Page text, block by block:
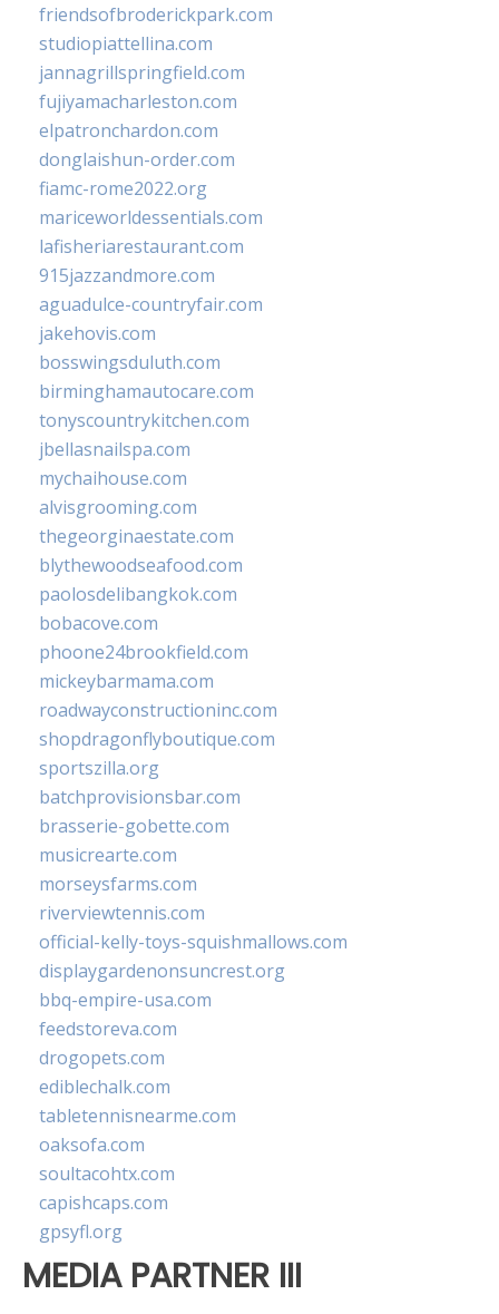
friendsofbroderickpark.com
studiopiattellina.com
jannagrillspringfield.com
fujiyamacharleston.com
elpatronchardon.com
donglaishun-order.com
fiamc-rome2022.org
mariceworldessentials.com
lafisheriarestaurant.com
915jazzandmore.com
aguadulce-countryfair.com
jakehovis.com
bosswingsduluth.com
birminghamautocare.com
tonyscountrykitchen.com
jbellasnailspa.com
mychaihouse.com
alvisgrooming.com
thegeorginaestate.com
blythewoodseafood.com
paolosdelibangkok.com
bobacove.com
phoone24brookfield.com
mickeybarmama.com
roadwayconstructioninc.com
shopdragonflyboutique.com
sportszilla.org
batchprovisionsbar.com
brasserie-gobette.com
musicrearte.com
morseysfarms.com
riverviewtennis.com
official-kelly-toys-squishmallows.com
displaygardenonsuncrest.org
bbq-empire-usa.com
feedstoreva.com
drogopets.com
ediblechalk.com
tabletennisnearme.com
oaksofa.com
soultacohtx.com
capishcaps.com
gpsyfl.org
MEDIA PARTNER III